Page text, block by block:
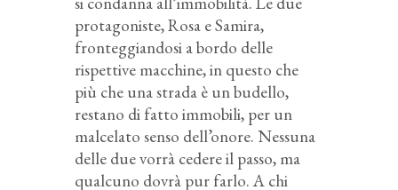
protagoniste, Rosa e Samira,
fronteggiandosi a bordo delle
rispettive macchine, in questo che
più che una strada è un budello,
restano di fatto immobili, per un
malcelato senso dell’onore. Nessuna
delle due vorrà cedere il passo, ma
qualcuno dovrà pur farlo. A chi